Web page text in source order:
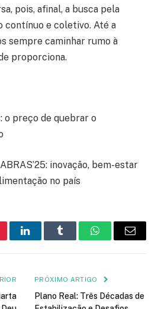
pois, afinal, a busca pela
contínuo e coletivo. Até a
sempre caminhar rumo à
proporciona.
o preço de quebrar o
inovação, bem-estar
no país
LinkedInTumblr WhatsApp
E-
PRÓXIMO ARTIGO
Plano Real: Três Décadas de